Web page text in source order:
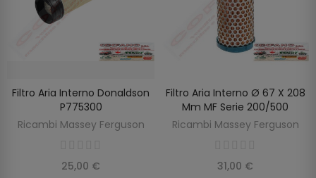
AGGIUNGI AL CARRELLO
Filtro Aria Interno Donaldson
P775300
Ricambi Massey Ferguson
25,00 €
SCOPRIRE
Filtro Aria Interno Ø 67 X 208
Mm MF Serie 200/500
Ricambi Massey Ferguson
31,00 €